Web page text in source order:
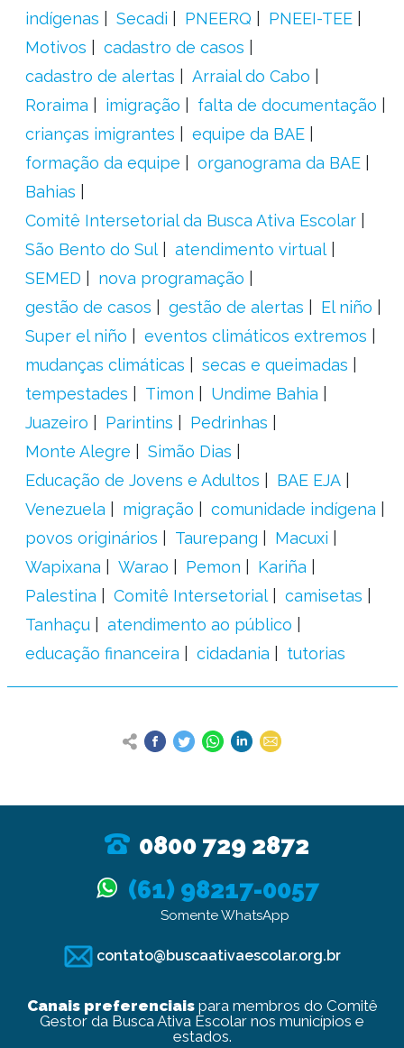
indígenas
Secadi PNEERQ
PNEEI-TEE
Motivos
cadastro de casos
cadastro de alertas
Arraial do Cabo
Roraima
imigração
falta de documentação
crianças imigrantes
equipe da BAE
formação da equipe
organograma da BAE
Bahias
Comitê Intersetorial da Busca Ativa Escolar
São Bento do Sul
atendimento virtual
SEMED
nova programação
gestão de casos
gestão de alertas
El niño
Super el niño
eventos climáticos extremos
mudanças climáticas
secas e queimadas
tempestades
Timon
Undime Bahia
Juazeiro
Parintins
Pedrinhas
Monte Alegre
Simão Dias
Educação de Jovens e Adultos
BAE EJA
Venezuela
migração
comunidade indígena
povos originários
Taurepang
Macuxi
Wapixana
Warao Pemon
Kariña
Palestina
Comitê Intersetorial
camisetas
Tanhaçu
atendimento ao público
educação financeira
cidadania tutorias
0800 729 2872
(61) 98217-0057
Somente WhatsApp
contato@buscaativaescolar.org.br
Canais preferenciaispara membros do Comitê
Gestor da Busca Ativa Escolar nos municípios e
estados.